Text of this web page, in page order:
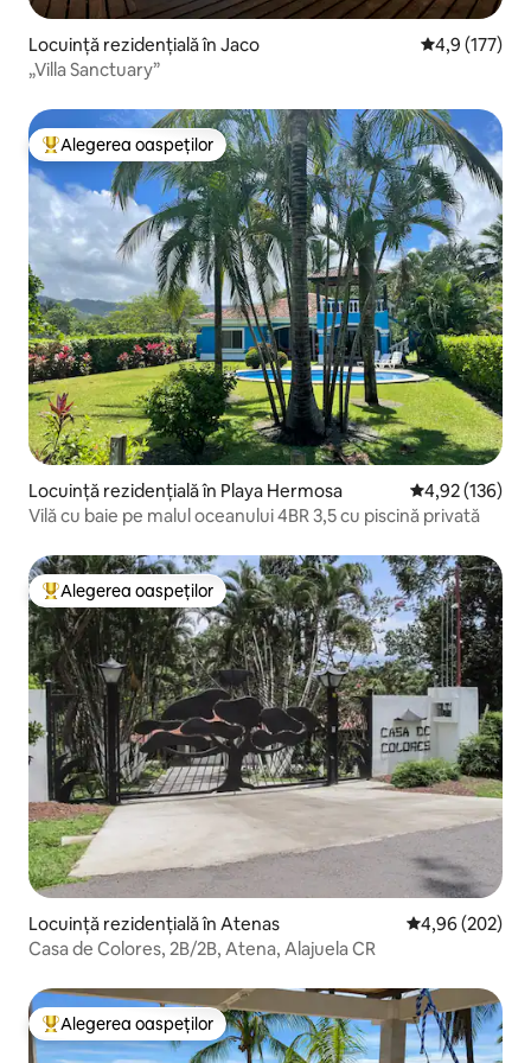
Locuință rezidențială în Jaco Scor mediu
4,9 (177)
„Villa Sanctuary”
Locuință din topul categoriei Alegerea oaspeților
Alegerea oaspeților
Locuință rezidențială în Playa Hermosa Scor mediu de
4,92 (136)
Vilă cu baie pe malul oceanului 4BR 3,5 cu piscină privată
Locuință din topul categoriei Alegerea oaspeților
Alegerea oaspeților
Locuință rezidențială în Atenas Scor mediu de
4,96 (202)
Casa de Colores, 2B/2B, Atena, Alajuela CR
Locuință din topul categoriei Alegerea oaspeților
Alegerea oaspeților